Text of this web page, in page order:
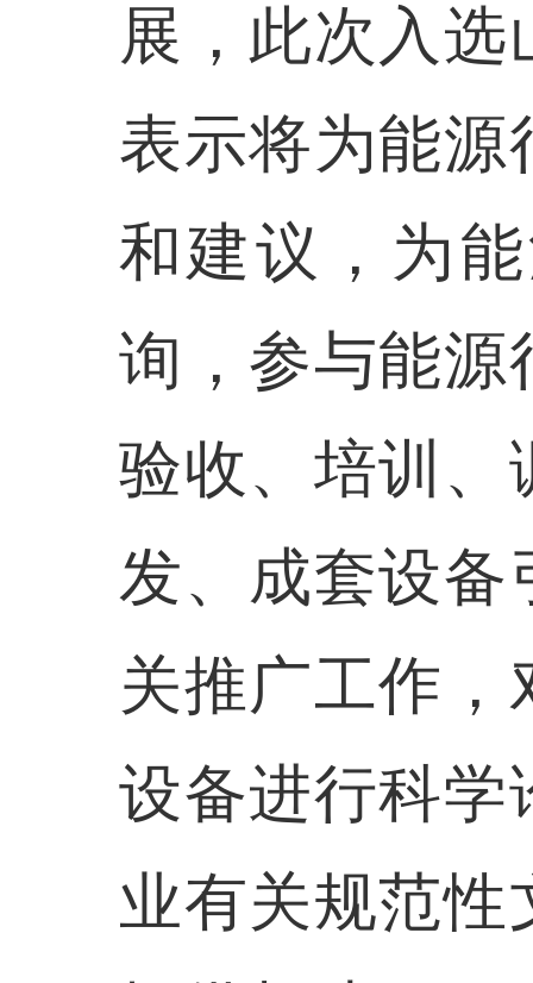
展，此次入
表示将为能源
和建议，为
询，参与能源
验收、培训、
发、成套设备
关推广工作
设备进行科学
业有关规范性